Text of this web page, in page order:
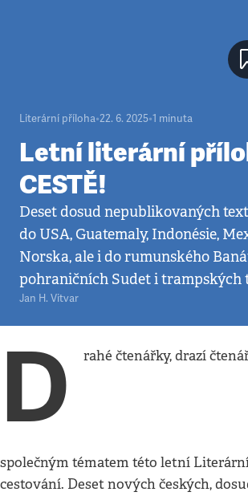
Literární příloha•22. 6. 2025•1 minuta
Letní literární
CESTĚ!
Deset dosud nepublikovaných
do USA, Guatemaly, Indonésie,
Norska, ale i do rumunského
pohraničních Sudet i trampských
Jan H. Vitvar
D rahé čtenářky, drazí
společným tématem této letní
cestování. Deset nových českých,